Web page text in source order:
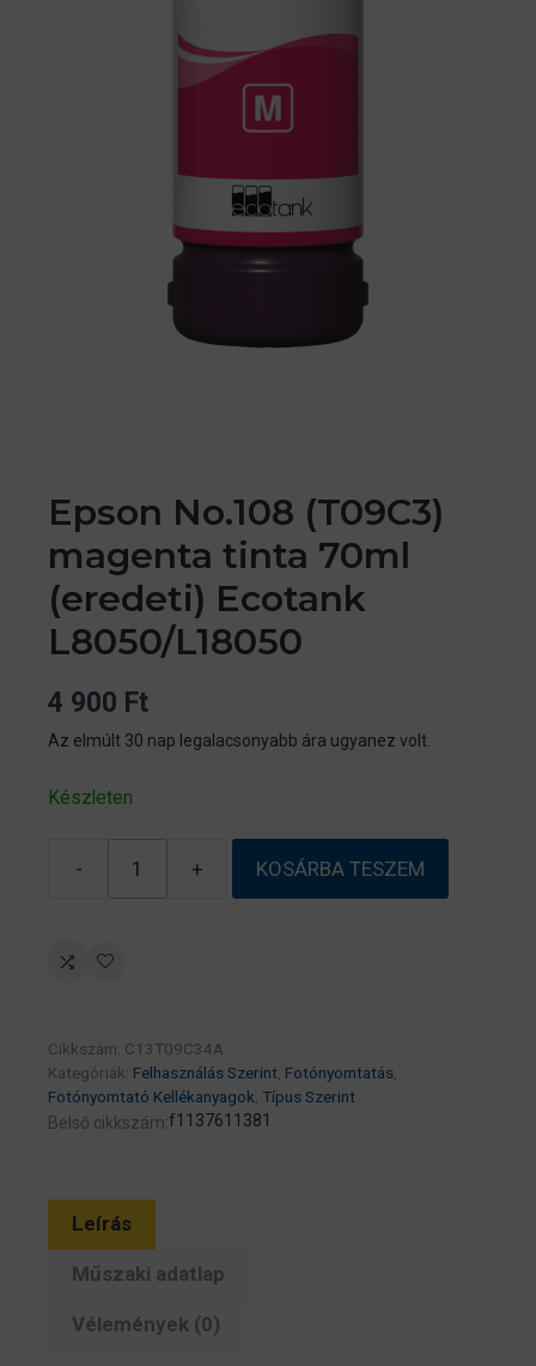
Epson No.108 (T09C3)
magenta tinta 70ml
(eredeti) Ecotank
L8050/L18050
4 900 Ft
Az elmúlt 30 nap legalacsonyabb ára ugyanez volt.
Készleten
-
Epson
Ecotank
L8050/L18050
+ KOSÁRBA TESZEM
Cikkszám: C13T09C34A
Kategóriák: Felhasználás Szerint Fotónyomtatás
Fotónyomtató Kellékanyagok Típus Szerint
Belső cikkszám:f1137611381
Leírás
Műszaki adatlap
Vélemények (0)